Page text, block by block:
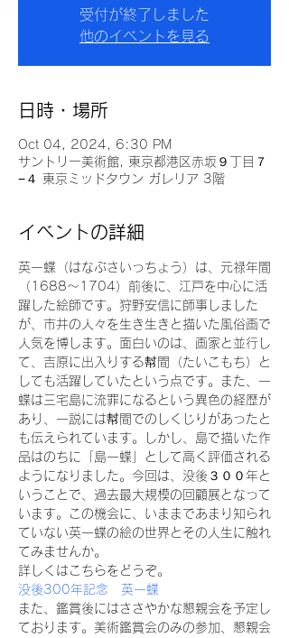
受付が終了しました
他のイベントを見る
日時・場所
Oct 04, 2024, 6:30 PM
サントリー美術館, 東京都港区赤坂９丁目７
−４ 東京ミッドタウン ガレリア 3階
イベントの詳細
英一蝶（はなぶさいっちょう）は、元禄年間
（1688～1704）前後に、江戸を中心に活
躍した絵師です。狩野安信に師事しました
が、市井の人々を生き生きと描いた風俗画で
人気を博します。面白いのは、画家と並行し
て、吉原に出入りする幇間（たいこもち）と
しても活躍していたという点です。また、一
蝶は三宅島に流罪になるという異色の経歴が
あり、一説には幇間でのしくじりがあったと
も伝えられています。しかし、島で描いた作
品はのちに「島一蝶」として高く評価される
ようになりました。今回は、没後３００年と
いうことで、過去最大規模の回顧展となって
います。この機会に、いままであまり知られ
ていない英一蝶の絵の世界とその人生に触れ
てみませんか。
詳しくはこちらをどうぞ。
没後300年記念　英一蝶
また、鑑賞後にはささやかな懇親会を予定し
ております。美術鑑賞会のみの参加、懇親会